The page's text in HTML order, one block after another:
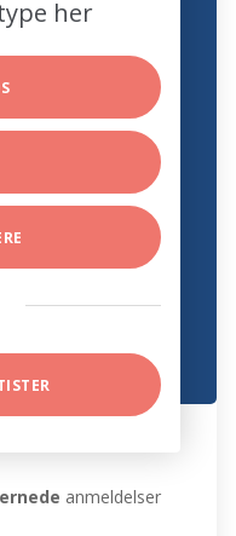
her
anmeldelser